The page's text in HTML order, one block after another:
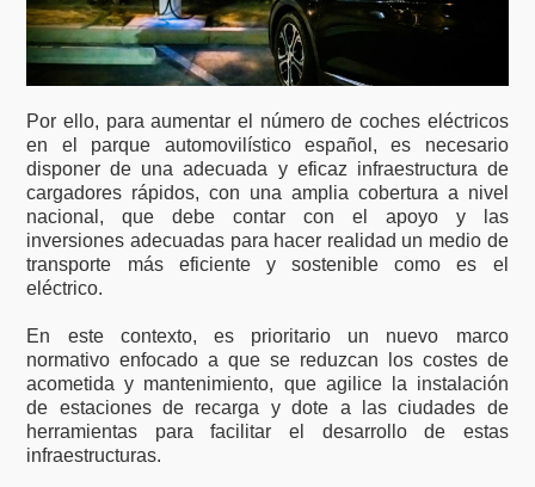
Por ello, para aumentar el número de coches eléctricos
en el parque automovilístico español, es necesario
disponer de una adecuada y eficaz infraestructura de
cargadores rápidos, con una amplia cobertura a nivel
nacional, que debe contar con el apoyo y las
inversiones adecuadas para hacer realidad un medio de
transporte más eficiente y sostenible como es el
eléctrico.
En este contexto, es prioritario un nuevo marco
normativo enfocado a que se reduzcan los costes de
acometida y mantenimiento, que agilice la instalación
de estaciones de recarga y dote a las ciudades de
herramientas para facilitar el desarrollo de estas
infraestructuras.